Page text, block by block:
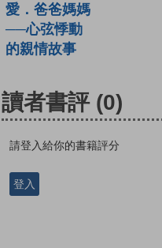
愛．爸爸媽媽
──心弦悸動
的親情故事
讀者書評 (0)
請登入給你的書籍評分
登入